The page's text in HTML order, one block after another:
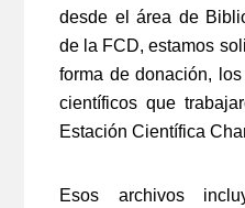
desde el área de
de la FCD, estamos
forma de donación,
científicos que
Estación Científica
Esos archivos